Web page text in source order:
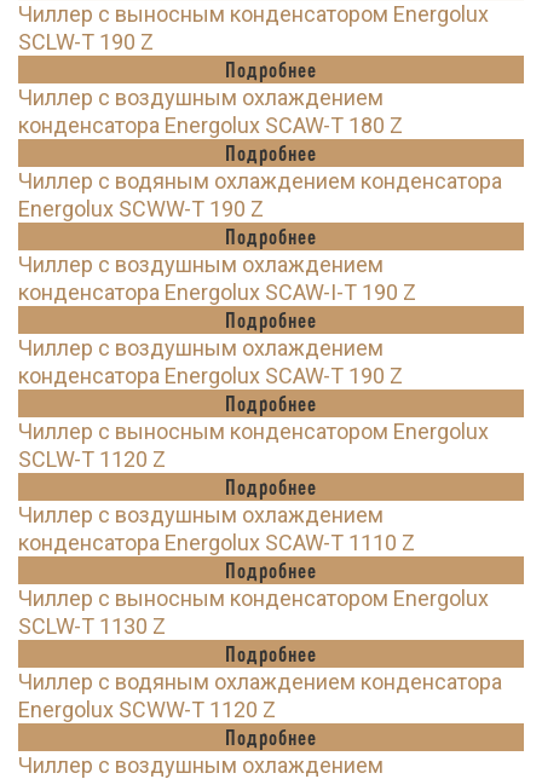
Чиллер с выносным конденсатором Energolux
SCLW-T 190 Z
Подробнее
Чиллер с воздушным охлаждением
конденсатора Energolux SCAW-T 180 Z
Подробнее
Чиллер с водяным охлаждением конденсатора
Energolux SCWW-T 190 Z
Подробнее
Чиллер с воздушным охлаждением
конденсатора Energolux SCAW-I-T 190 Z
Подробнее
Чиллер с воздушным охлаждением
конденсатора Energolux SCAW-T 190 Z
Подробнее
Чиллер с выносным конденсатором Energolux
SCLW-T 1120 Z
Подробнее
Чиллер с воздушным охлаждением
конденсатора Energolux SCAW-T 1110 Z
Подробнее
Чиллер с выносным конденсатором Energolux
SCLW-T 1130 Z
Подробнее
Чиллер с водяным охлаждением конденсатора
Energolux SCWW-T 1120 Z
Подробнее
Чиллер с воздушным охлаждением